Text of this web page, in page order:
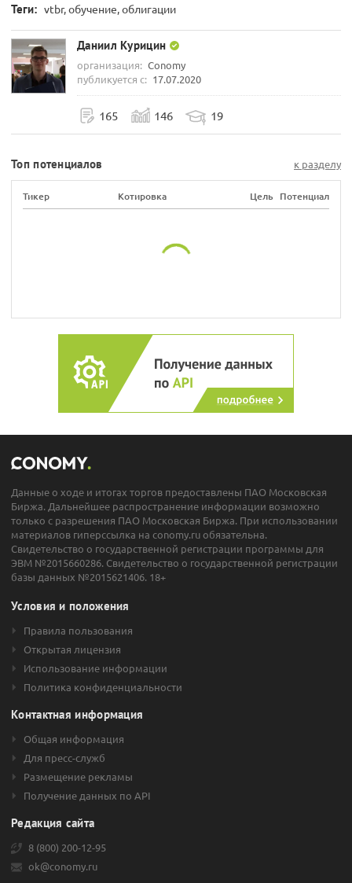
Теги: vtbr, обучение, облигации
Даниил Курицин
организация: Conomy
публикуется с: 17.07.2020
165 146 19
Топ потенциалов к разделу
Тикер Котировка Цель Потенциал
Данные о ходе и итогах торгов предоставлены ПАО Московская
Биржа. Дальнейшее распространение информации возможно
только с разрешения ПАО Московская Биржа. При использовании
материалов гиперссылка на conomy.ru обязательна.
Свидетельство о государственной регистрации программы для
ЭВМ №2015660286. Свидетельство о государственной регистрации
базы данных №2015621406. 18+
Условия и положения
Правила пользования
Открытая лицензия
Использование информации
Политика конфиденциальности
Контактная информация
Общая информация
Для пресс-служб
Размещение рекламы
Получение данных по API
Редакция сайта
8 (800) 200-12-95
ok@conomy.ru